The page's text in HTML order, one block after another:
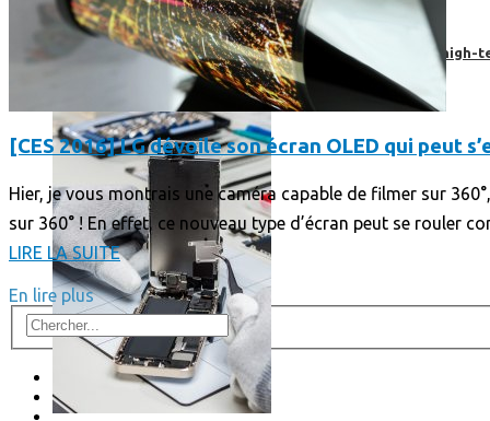
Prendre une extension de garantie pour vos appareils high-
[CES 2016] LG dévoile son écran OLED qui peut
Hier, je vous montrais une caméra capable de filmer sur
sur 360° ! En effet, ce nouveau type d’écran peut se rouler
LIRE LA SUITE
En lire plus